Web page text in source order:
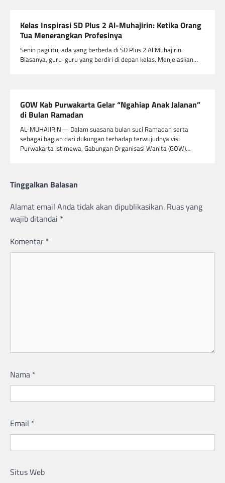
Kelas Inspirasi SD Plus 2 Al-Muhajirin: Ketika Orang
Tua Menerangkan Profesinya
Senin pagi itu, ada yang berbeda di SD Plus 2 Al Muhajirin.
Biasanya, guru-guru yang berdiri di depan kelas. Menjelaskan…
GOW Kab Purwakarta Gelar “Ngahiap Anak Jalanan”
di Bulan Ramadan
AL-MUHAJIRIN— Dalam suasana bulan suci Ramadan serta
sebagai bagian dari dukungan terhadap terwujudnya visi
Purwakarta Istimewa, Gabungan Organisasi Wanita (GOW)…
Tinggalkan Balasan
Alamat email Anda tidak akan dipublikasikan. Ruas yang
wajib ditandai *
Komentar *
Nama *
Email *
Situs Web